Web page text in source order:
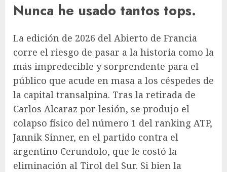
Nunca he usado tantos tops.
La edición de 2026 del Abierto de Francia
corre el riesgo de pasar a la historia como la
más impredecible y sorprendente para el
público que acude en masa a los céspedes de
la capital transalpina. Tras la retirada de
Carlos Alcaraz por lesión, se produjo el
colapso físico del número 1 del ranking ATP,
Jannik Sinner, en el partido contra el
argentino Cerundolo, que le costó la
eliminación al Tirol del Sur. Si bien la